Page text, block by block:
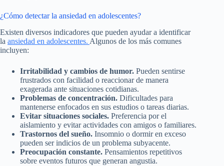
¿Cómo detectar la ansiedad en adolescentes?
Existen diversos indicadores que pueden ayudar a identificar
la ansiedad en adolescentes. Algunos de los más comunes
incluyen:
Irritabilidad y cambios de humor. Pueden sentirse
frustrados con facilidad o reaccionar de manera
exagerada ante situaciones cotidianas.
Problemas de concentración. Dificultades para
mantenerse enfocados en sus estudios o tareas diarias.
Evitar situaciones sociales. Preferencia por el
aislamiento y evitar actividades con amigos o familiares.
Trastornos del sueño. Insomnio o dormir en exceso
pueden ser indicios de un problema subyacente.
Preocupación constante. Pensamientos repetitivos
sobre eventos futuros que generan angustia.